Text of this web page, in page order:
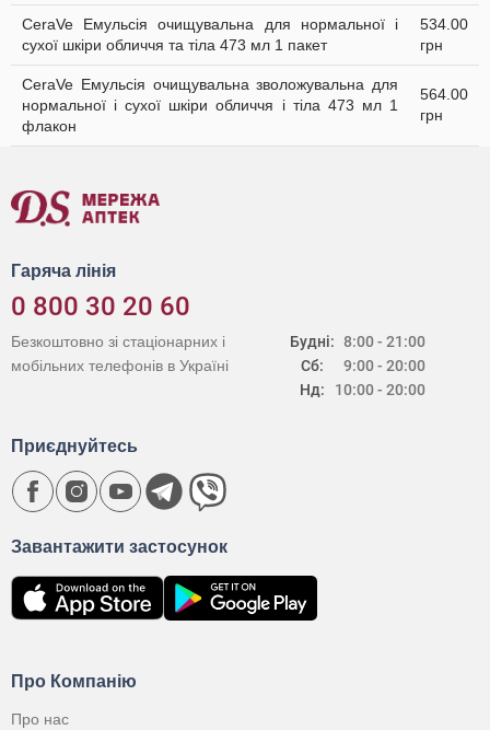
CeraVe Емульсія очищувальна для нормальної і
сухої шкіри обличчя та тіла 473 мл 1 пакет
534.00
грн
CeraVe Емульсія очищувальна зволожувальна для
нормальної і сухої шкіри обличчя і тіла 473 мл 1
флакон
564.00
грн
Гаряча лінія
0 800 30 20 60
Будні:
Сб:
Нд:
8:00 - 21:00
9:00 - 20:00
10:00 - 20:00
Безкоштовно зі стаціонарних і
мобільних телефонів в Україні
Про Компанію
Про нас
Завантажити застосунок
Приєднуйтесь